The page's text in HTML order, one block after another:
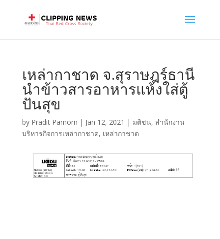
เหล่ากาชาด จ.สุราษฎร์ธานี
นำข้าวสารอาหารแห้งใส่ตู้
ปันสุข
by Pradit Pamorn | Jan 12, 2021 | มติชน, สำนักงาน
บริหารกิจการเหล่ากาชาด, เหล่ากาชาด